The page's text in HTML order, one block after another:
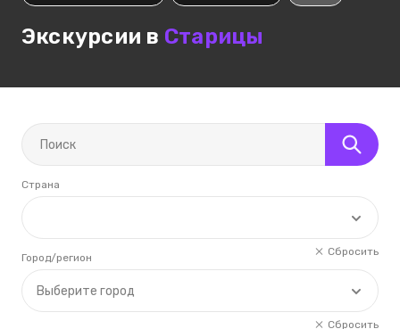
Экскурсии в Старицы
Страна
Сбросить
Выберите город
Город/регион
Сбросить